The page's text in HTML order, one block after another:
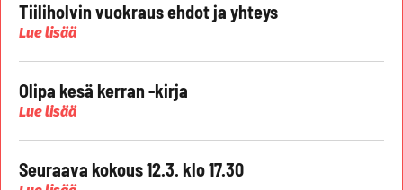
Tiiliholvin vuokraus ehdot ja yhteys
Lue lisää
Olipa kesä kerran -kirja
Lue lisää
Seuraava kokous 12.3. klo 17.30